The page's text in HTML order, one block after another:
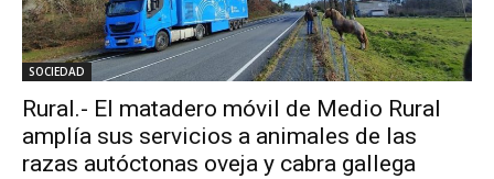
SOCIEDAD
Rural.- El matadero móvil de Medio Rural
amplía sus servicios a animales de las
razas autóctonas oveja y cabra gallega